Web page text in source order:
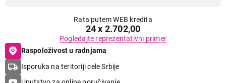
Rata putem WEB kredita
24 x 2.702,00
Pogledajte reprezentativni primer
Raspoloživost u radnjama
Isporuka na teritoriji cele Srbije